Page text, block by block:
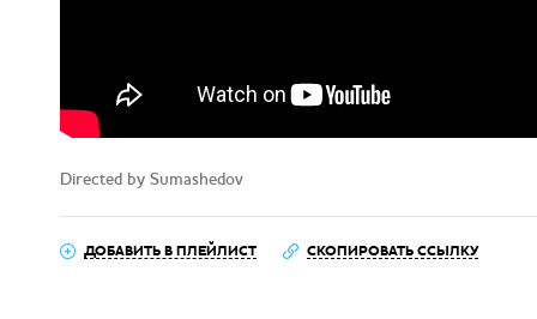
Directed by Sumashedov
ДОБАВИТЬ В ПЛЕЙЛИСТ СКОПИРОВАТЬ ССЫЛКУ